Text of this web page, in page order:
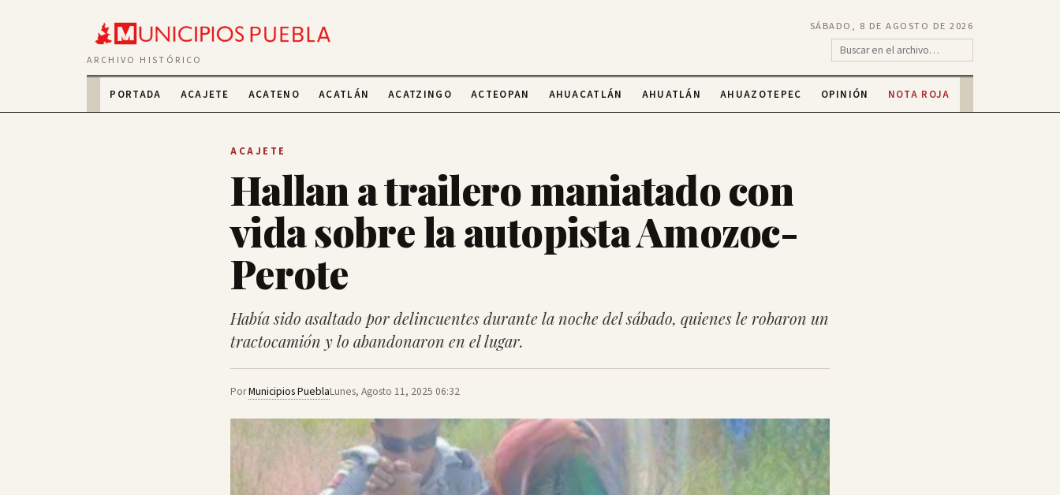
ARCHIVO HISTÓRICO
SÁBADO, 8 DE AGOSTO DE 2026
PORTADA ACAJETE ACATENO ACATLÁN ACATZINGO ACTEOPAN AHUACATLÁN AHUATLÁN AHUAZOTEPEC OPINIÓN NOTA ROJA
ACAJETE
Hallan a trailero maniatado con
vida sobre la autopista Amozoc-
Perote
Había sido asaltado por delincuentes durante la noche del sábado, quienes le robaron un
tractocamión y lo abandonaron en el lugar.
PorMunicipios PueblaLunes, Agosto 11, 2025 06:32